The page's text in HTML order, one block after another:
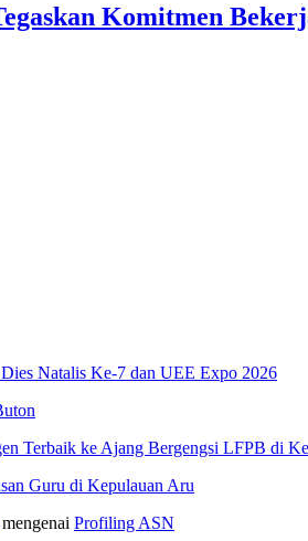
Komitmen
Natalis Ke-7 dan UEE Expo 2026
Terbaik ke Ajang Bergengsi LFPB di
Guru di Kepulauan Aru
mengenai Profiling ASN